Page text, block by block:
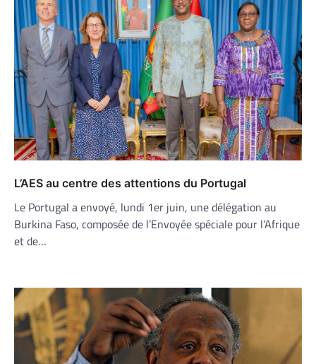
L’AES au centre des attentions du Portugal
Le Portugal a envoyé, lundi 1er juin, une délégation au
Burkina Faso, composée de l’Envoyée spéciale pour l’Afrique
et de…